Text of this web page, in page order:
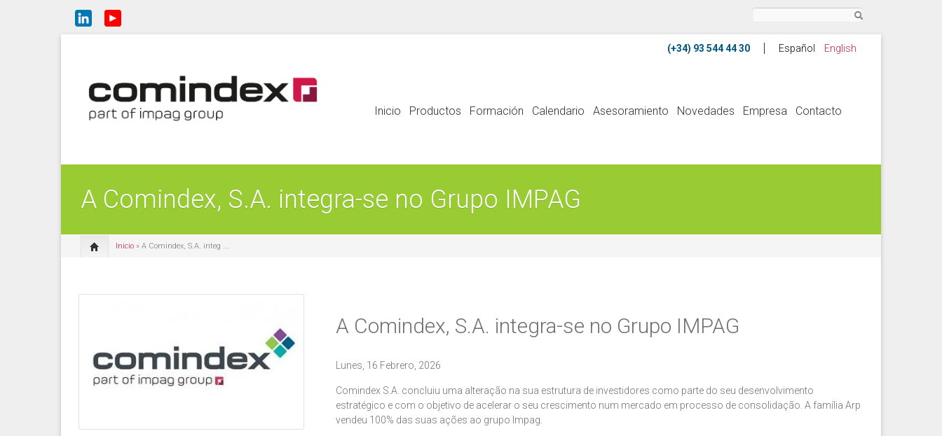
Español English
Inicio Productos Formación Calendario Asesoramiento Novedades Empresa Contacto
A Comindex, S.A. integra-se no Grupo IMPAG
Inicio » A Comindex, S.A. integ ...
A Comindex, S.A. integra-se no Grupo IMPAG
Lunes, 16 Febrero, 2026
Comindex S.A. concluiu uma alteração na sua estrutura de investidores como parte do seu desenvolvimento
estratégico e com o objetivo de acelerar o seu crescimento num mercado em processo de consolidação. A família Arp
vendeu 100% das suas ações ao grupo Impag.